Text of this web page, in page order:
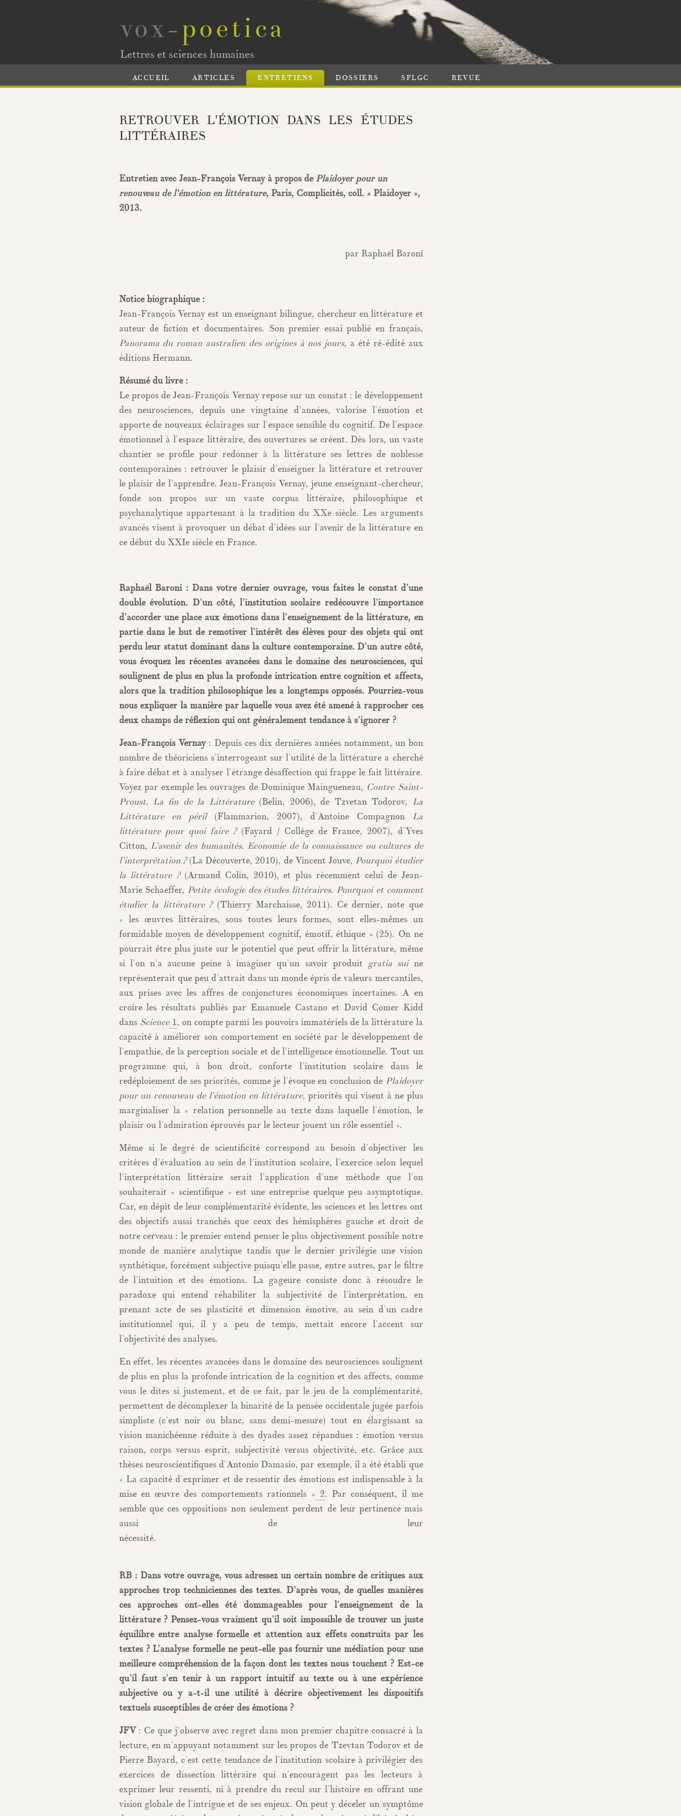
vox-poetica
Lettres et sciences humaines
ACCUEIL ARTICLES ENTRETIENS DOSSIERS SFLGC REVUE
RETROUVER L'ÉMOTION DANS LES ÉTUDES
LITTÉRAIRES
Entretien avec Jean-François Vernay à propos de Plaidoyer pour un
renouveau de l’émotion en littérature, Paris, Complicités, coll. « Plaidoyer »,
2013.
par Raphaël Baroni
Notice biographique :
Jean-François Vernay est un enseignant bilingue, chercheur en littérature et
auteur de fiction et documentaires. Son premier essai publié en français,
Panorama du roman australien des origines à nos jours, a été ré-édité aux
éditions Hermann.
Résumé du livre :
Le propos de Jean-François Vernay repose sur un constat : le développement
des neurosciences, depuis une vingtaine d’années, valorise l’émotion et
apporte de nouveaux éclairages sur l’espace sensible du cognitif. De l’espace
émotionnel à l’espace littéraire, des ouvertures se créent. Dès lors, un vaste
chantier se profile pour redonner à la littérature ses lettres de noblesse
contemporaines : retrouver le plaisir d’enseigner la littérature et retrouver
le plaisir de l’apprendre. Jean-François Vernay, jeune enseignant-chercheur,
fonde son propos sur un vaste corpus littéraire, philosophique et
psychanalytique appartenant à la tradition du XXe siècle. Les arguments
avancés visent à provoquer un débat d’idées sur l’avenir de la littérature en
ce début du XXIe siècle en France.
Raphaël Baroni : Dans votre dernier ouvrage, vous faites le constat d’une
double évolution. D’un côté, l’institution scolaire redécouvre l’importance
d’accorder une place aux émotions dans l’enseignement de la littérature, en
partie dans le but de remotiver l’intérêt des élèves pour des objets qui ont
perdu leur statut dominant dans la culture contemporaine. D’un autre côté,
vous évoquez les récentes avancées dans le domaine des neurosciences, qui
soulignent de plus en plus la profonde intrication entre cognition et affects,
alors que la tradition philosophique les a longtemps opposés. Pourriez-vous
nous expliquer la manière par laquelle vous avez été amené à rapprocher ces
deux champs de réflexion qui ont généralement tendance à s’ignorer ?
Jean-François Vernay : Depuis ces dix dernières années notamment, un bon
nombre de théoriciens s’interrogeant sur l’utilité de la littérature a cherché
à faire débat et à analyser l’étrange désaffection qui frappe le fait littéraire.
Voyez par exemple les ouvrages de Dominique Maingueneau, Contre Saint-
Proust. La fin de la Littérature(Belin, 2006), de Tzvetan Todorov, La
Littérature en péril(Flammarion, 2007), d’Antoine Compagnon La
littérature pour quoi faire ?(Fayard / Collège de France, 2007), d’Yves
Citton, L’avenir des humanités. Economie de la connaissance ou cultures de
l’interprétation ?(La Découverte, 2010), de Vincent Jouve, Pourquoi étudier
la littérature ?(Armand Colin, 2010), et plus récemment celui de Jean-
Marie Schaeffer, Petite écologie des études littéraires. Pourquoi et comment
étudier la littérature ?(Thierry Marchaisse, 2011). Ce dernier, note que
« les œuvres littéraires, sous toutes leurs formes, sont elles-mêmes un
formidable moyen de développement cognitif, émotif, éthique » (25). On ne
pourrait être plus juste sur le potentiel que peut offrir la littérature, même
si l’on n’a aucune peine à imaginer qu’un savoir produit gratia suine
représenterait que peu d’attrait dans un monde épris de valeurs mercantiles,
aux prises avec les affres de conjonctures économiques incertaines. A en
croire les résultats publiés par Emanuele Castano et David Comer Kidd
dans Science1, on compte parmi les pouvoirs immatériels de la littérature la
capacité à améliorer son comportement en société par le développement de
l’empathie, de la perception sociale et de l’intelligence émotionnelle. Tout un
programme qui, à bon droit, conforte l’institution scolaire dans le
redéploiement de ses priorités, comme je l’évoque en conclusion de Plaidoyer
pour un renouveau de l’émotion en littérature, priorités qui visent à ne plus
marginaliser la « relation personnelle au texte dans laquelle l’émotion, le
plaisir ou l’admiration éprouvés par le lecteur jouent un rôle essentiel ».
Même si le degré de scientificité correspond au besoin d’objectiver les
critères d’évaluation au sein de l’institution scolaire, l’exercice selon lequel
l’interprétation littéraire serait l’application d’une méthode que l’on
souhaiterait « scientifique » est une entreprise quelque peu asymptotique.
Car, en dépit de leur complémentarité évidente, les sciences et les lettres ont
des objectifs aussi tranchés que ceux des hémisphères gauche et droit de
notre cerveau : le premier entend penser le plus objectivement possible notre
monde de manière analytique tandis que le dernier privilégie une vision
synthétique, forcément subjective puisqu’elle passe, entre autres, par le filtre
de l’intuition et des émotions. La gageure consiste donc à résoudre le
paradoxe qui entend réhabiliter la subjectivité de l’interprétation, en
prenant acte de ses plasticité et dimension émotive, au sein d’un cadre
institutionnel qui, il y a peu de temps, mettait encore l’accent sur
l’objectivité des analyses.
En effet, les récentes avancées dans le domaine des neurosciences soulignent
de plus en plus la profonde intrication de la cognition et des affects, comme
vous le dites si justement, et de ce fait, par le jeu de la complémentarité,
permettent de décomplexer la binarité de la pensée occidentale jugée parfois
simpliste (c’est noir ou blanc, sans demi-mesure) tout en élargissant sa
vision manichéenne réduite à des dyades assez répandues : émotion versus
raison, corps versus esprit, subjectivité versus objectivité, etc. Grâce aux
thèses neuroscientifiques d’Antonio Damasio, par exemple, il a été établi que
« La capacité d’exprimer et de ressentir des émotions est indispensable à la
mise en œuvre des comportements rationnels » 2. Par conséquent, il me
semble que ces oppositions non seulement perdent de leur pertinence mais
aussi de leur
nécessité.
RB : Dans votre ouvrage, vous adressez un certain nombre de critiques aux
approches trop techniciennes des textes. D’après vous, de quelles manières
ces approches ont-elles été dommageables pour l’enseignement de la
littérature ? Pensez-vous vraiment qu’il soit impossible de trouver un juste
équilibre entre analyse formelle et attention aux effets construits par les
textes ? L’analyse formelle ne peut-elle pas fournir une médiation pour une
meilleure compréhension de la façon dont les textes nous touchent ? Est-ce
qu’il faut s’en tenir à un rapport intuitif au texte ou à une expérience
subjective ou y a-t-il une utilité à décrire objectivement les dispositifs
textuels susceptibles de créer des émotions ?
JFV : Ce que j’observe avec regret dans mon premier chapitre consacré à la
lecture, en m’appuyant notamment sur les propos de Tzevtan Todorov et de
Pierre Bayard, c’est cette tendance de l’institution scolaire à privilégier des
exercices de dissection littéraire qui n’encouragent pas les lecteurs à
exprimer leur ressenti, ni à prendre du recul sur l’histoire en offrant une
vision globale de l’intrigue et de ses enjeux. On peut y déceler un symptôme